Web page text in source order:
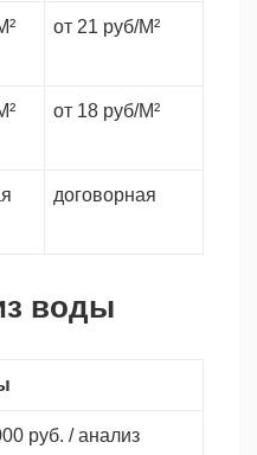
от 21 руб/М²
от 18 руб/М²
договорная
воды
руб. / анализ